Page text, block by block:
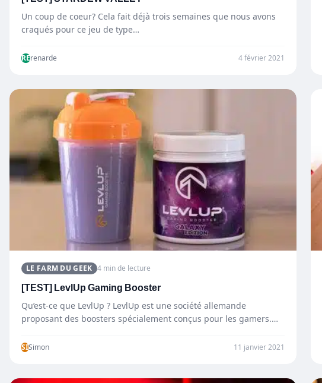
Un coup de coeur? Cela fait déjà trois semaines que nous avons
craqués pour ce jeu de type…
RErenarde 4 février 2021
LE FARM DU GEEK 4 min de lecture
[TEST] LevlUp Gaming Booster
Qu’est-ce que LevlUp ? LevlUp est une société allemande
proposant des boosters spécialement conçus pour les gamers.
SISimon 11 janvier 2021